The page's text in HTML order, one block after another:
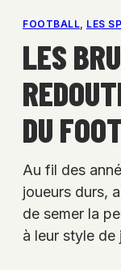
FOOTBALL, LES
LES
DU
Au fil des
joueurs durs,
de semer la
à leur style